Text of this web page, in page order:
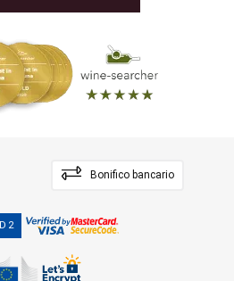
Bonifico bancario